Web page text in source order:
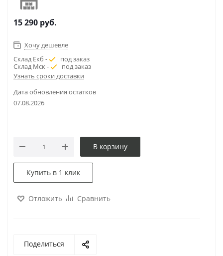
15 290 руб.
Хочу дешевле
Склад Екб -
под заказ
Склад Мск -
под заказ
Узнать сроки доставки
Дата обновления остатков
07.08.2026
В корзину
Купить в 1 клик
Отложить Сравнить
Поделиться